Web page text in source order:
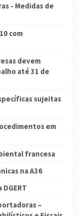
- Medidas de
com
devem
até 31 de
sujeitas
em
francesa
na A36
–